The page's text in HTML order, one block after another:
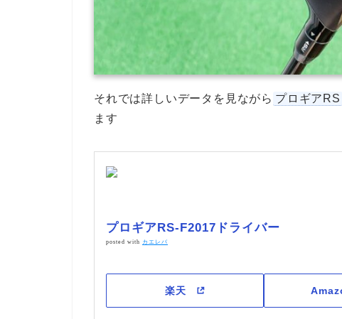
それでは詳しいデータを見ながら プロギアRS
ます
プロギアRS-F2017ドライバー
posted with カエレバ